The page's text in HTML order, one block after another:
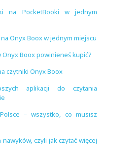
na PocketBooki w jednym
Onyx Boox w jednym miejscu
Onyx Boox powinieneś kupić?
czytniki Onyx Boox
aplikacji do czytania
– wszystko, co musisz
czyli jak czytać więcej